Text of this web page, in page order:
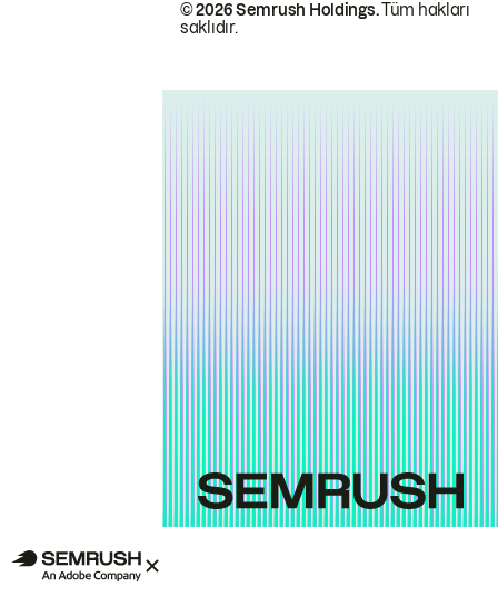
© 2026 Semrush Holdings.Tüm hakları
saklıdır.